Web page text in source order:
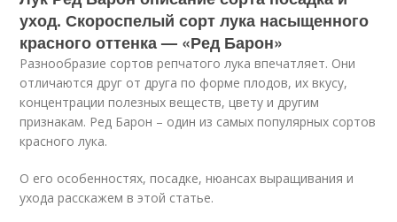
уход. Скороспелый сорт лука насыщенного
красного оттенка — «Ред Барон»
Разнообразие сортов репчатого лука впечатляет. Они
отличаются друг от друга по форме плодов, их вкусу,
концентрации полезных веществ, цвету и другим
признакам. Ред Барон – один из самых популярных сортов
красного лука.
О его особенностях, посадке, нюансах выращивания и
ухода расскажем в этой статье.